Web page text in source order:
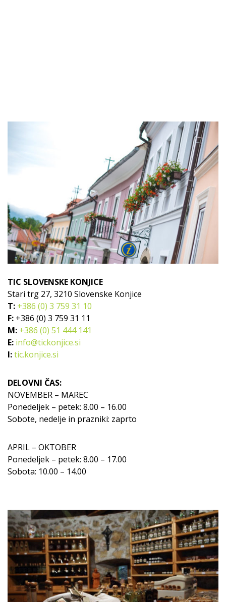
TIC SLOVENSKE KONJICE
Stari trg 27, 3210 Slovenske Konjice
T: +386 (0) 3 759 31 10
F: +386 (0) 3 759 31 11
M: +386 (0) 51 444 141
E: info@tickonjice.si
I:tic.konjice.si
DELOVNI ČAS:
NOVEMBER – MAREC
Ponedeljek – petek: 8.00 – 16.00
Sobote, nedelje in prazniki: zaprto
APRIL – OKTOBER
Ponedeljek – petek: 8.00 – 17.00
Sobota: 10.00 – 14.00